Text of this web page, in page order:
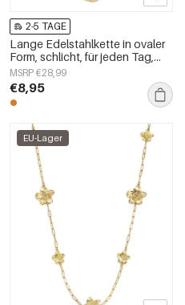
2-5 TAGE
Lange Edelstahlkette in ovaler
Form, schlicht, für jeden Tag,
Damenschmuck
MSRP €28,99
€8,95
EU-Lager